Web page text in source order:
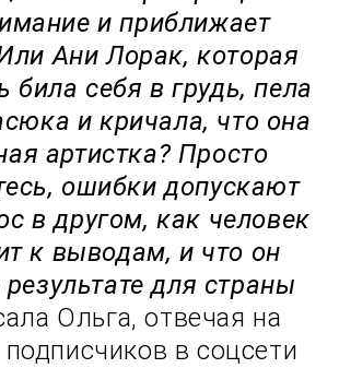
и приближает
Ани Лорак, которая
себя в грудь, пела
и кричала, что она
артистка? Просто
ошибки допускают
в другом, как человек
к выводам, и что он
для страны
Ольга, отвечая на
в соцсети